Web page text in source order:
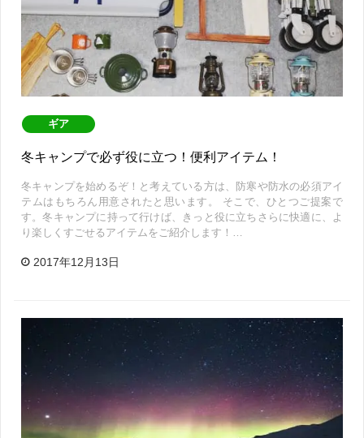
ギア
冬キャンプで必ず役に立つ！便利アイテム！
冬キャンプを始めるぞ！と考えている方は、防寒や防水の必須アイ
テムはもちろん用意されたと思います。 そこで、ひとつご提案で
す。冬キャンプに持って行けば、きっと役に立ちさらに快適に、よ
り楽しくすごせるアイテムをご紹介します！…
2017年12月13日